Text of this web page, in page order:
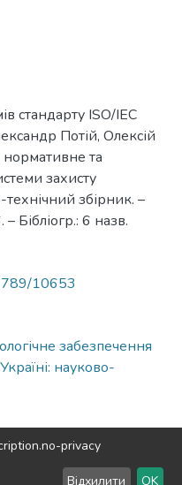
стандарту ISO/IEC
Потій, Олексій
та
захисту
технічний збірник. –
Бібліогр.: 6 назв.
10653
забезпечення
науково-
© 2002-2026LYRASIS
privacy
Відхилити OK